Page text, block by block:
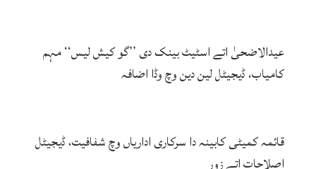
عیدالاضحیٰ اتے اسٹیٹ بینک دی ’’گو کیش لیس‘‘ مہم
کامیاب، ڈیجیٹل لین دین وچ وڈا اضافہ
قائمہ کمیٹی کابینہ دا سرکاری اداریاں وچ شفافیت، ڈیجیٹل
اصلاحات اتے زور